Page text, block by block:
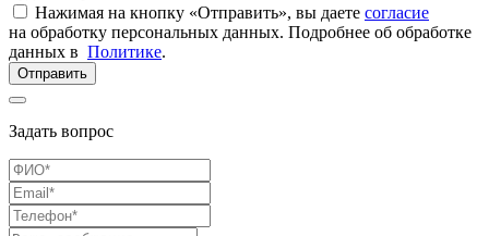
Нажимая на кнопку «Отправить», вы даете согласие
на обработку персональных данных. Подробнее об обработке
данных в Политике.
Отправить
Задать вопрос